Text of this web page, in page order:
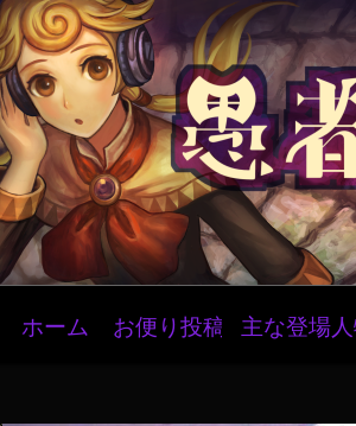
ホーム お便り投稿 主な登場